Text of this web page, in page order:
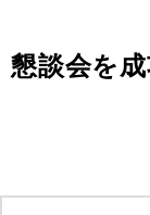
懇談会を